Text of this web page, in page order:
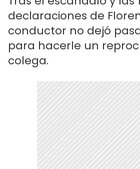
declaraciones de
conductor no dejó
para hacerle un
colega.